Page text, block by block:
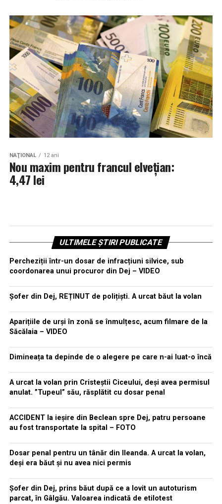
NAŢIONAL 12 ani
Nou maxim pentru francul elveţian:
4,47 lei
ULTIMELE ȘTIRI PUBLICATE
Percheziții într-un dosar de infracțiuni silvice, sub
coordonarea unui procuror din Dej – VIDEO
Șofer din Dej, REȚINUT de polițiști. A urcat băut la volan
Aparițiile de urși în zonă se înmulțesc, acum filmare de la
Săcălaia – VIDEO
Dimineața ta depinde de o alegere pe care n-ai luat-o încă
A urcat la volan prin Cristeștii Ciceului, deși avea permisul
anulat. ”Tupeul” său, răsplătit cu dosar penal
ACCIDENT la ieșire din Beclean spre Dej, patru persoane
au fost transportate la spital – FOTO
Dosar penal pentru un tânăr din Ileanda. A urcat la volan,
deși era băut și nu avea nici permis
Șofer din Dej, prins băut după ce a lovit un autoturism
parcat, în Gâlgău. Valoarea indicată de etilotest